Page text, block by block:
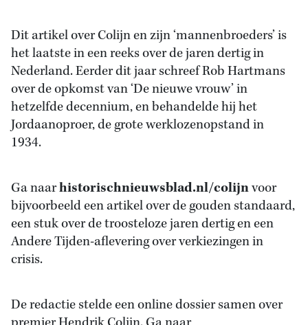
Dit artikel over Colijn en zijn ‘mannenbroeders’ is
het laatste in een reeks over de jaren dertig in
Nederland. Eerder dit jaar schreef Rob Hartmans
over de opkomst van ‘De nieuwe vrouw’ in
hetzelfde decennium, en behandelde hij het
Jordaanoproer, de grote werklozenopstand in
1934.
Ga naarhistorischnieuwsblad.nl/colijnvoor
bijvoorbeeld een artikel over de gouden standaard,
een stuk over de troosteloze jaren dertig en een
Andere Tijden-aflevering over verkiezingen in
crisis.
De redactie stelde een online dossier samen over